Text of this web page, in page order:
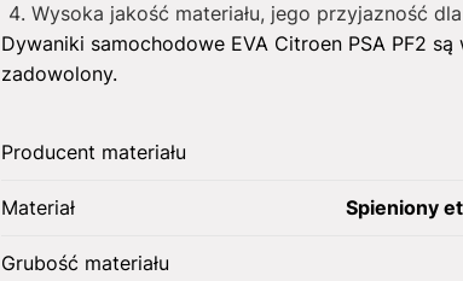
Wysoka jakość materiału, jego przyjazność
Dywaniki samochodowe EVA Citroen PSA PF2 są
zadowolony.
Producent materiału
Materiał Spieniony
Grubość materiału